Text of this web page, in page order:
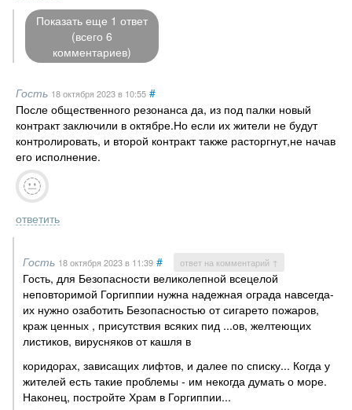
Показать еще 1 ответ
(всего 6
комментариев)
Гость 18 октября 2023в 10:55 #
После общественного резонанса да, из под палки новый
контракт заключили в октябре.Но если их жители не будут
контролировать, и второй контракт также расторгнут,не начав
его исполнение.
ответить
Гость 18 октября 2023в 11:39 # ответ на комментарий ↑
Гость, для Безопасности великолепной всецелой
неповторимой Горгиппии нужна надежная ограда навсегда-
их нужно озаботить Безопасностью от сигарето пожаров,
краж ценных , присутствия всяких пид ...ов, желтеющих
листиков, вирусняков от кашля в
коридорах, зависащих лифтов, и далее по списку... Когда у
жителей есть такие проблемы - им некогда думать о море.
Наконец, постройте Храм в Горгиппии...